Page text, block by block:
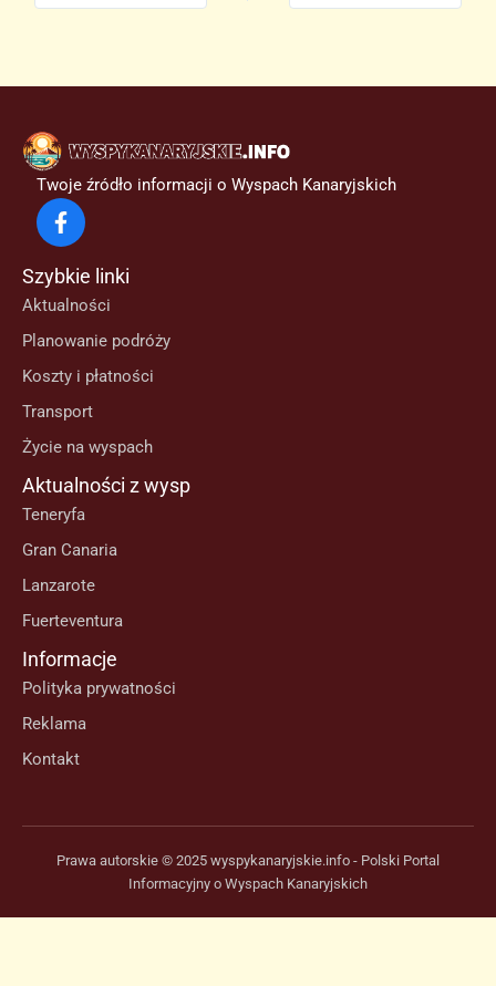
Twoje źródło informacji o Wyspach Kanaryjskich
Szybkie linki
Aktualności
Planowanie podróży
Koszty i płatności
Transport
Życie na wyspach
Aktualności z wysp
Teneryfa
Gran Canaria
Lanzarote
Fuerteventura
Informacje
Polityka prywatności
Reklama
Kontakt
Prawa autorskie © 2025 wyspykanaryjskie.info - Polski Portal
Informacyjny o Wyspach Kanaryjskich